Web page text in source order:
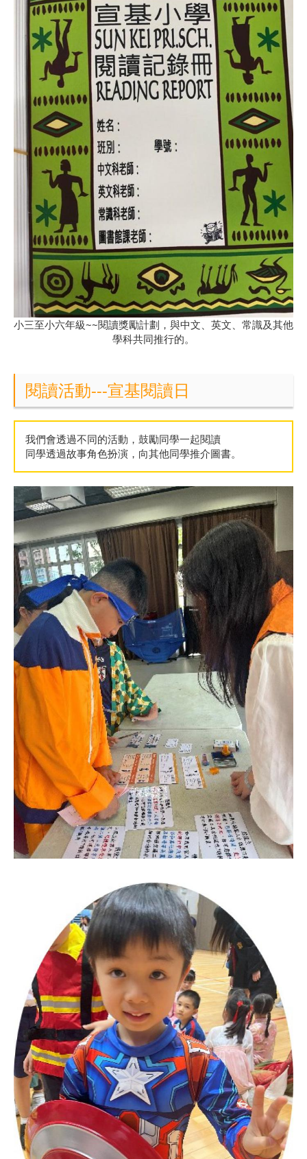
小三至小六年級~~閱讀獎勵計劃，與中文、英文、常識及其他
學科共同推行的。
閱讀活動---宣基閱讀日
我們會透過不同的活動，鼓勵同學一起閱讀
同學透過故事角色扮演，向其他同學推介圖書。